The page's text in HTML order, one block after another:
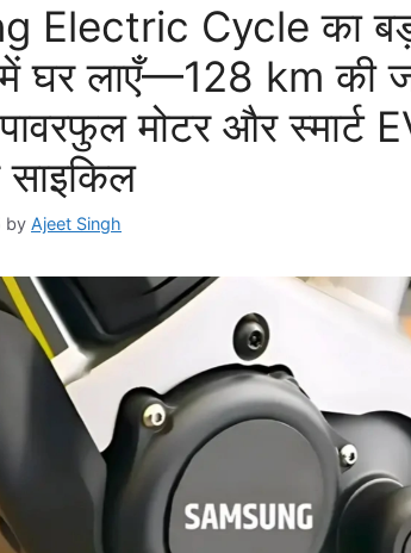
Electric Cycle का
घर लाएँ—128 km की
मोटर और स्मार्ट
by Ajeet Singh